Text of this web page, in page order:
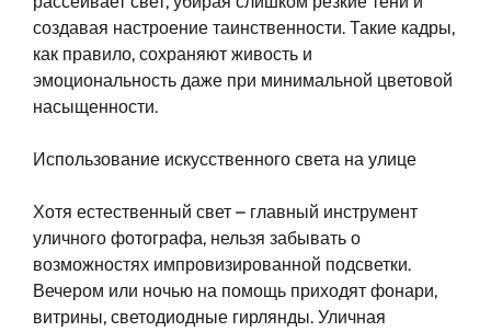
создавая настроение таинственности. Такие кадры,
как правило, сохраняют живость и
эмоциональность даже при минимальной цветовой
насыщенности.
Использование искусственного света на улице
Хотя естественный свет – главный инструмент
уличного фотографа, нельзя забывать о
возможностях импровизированной подсветки.
Вечером или ночью на помощь приходят фонари,
витрины, светодиодные гирлянды. Уличная